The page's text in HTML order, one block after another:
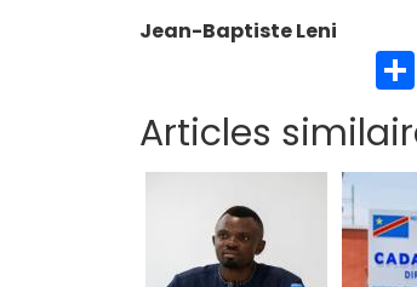
Jean-Baptiste Leni
Articles